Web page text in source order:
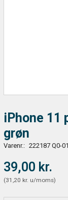
iPhone 11
grøn
Varenr.: 222187 Q0-01
39,00 kr.
(31,20 kr. u/moms)